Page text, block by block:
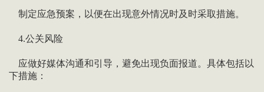
制定应急预案，以便在出现意外情况时及时采取措施。
4.公关风险
应做好媒体沟通和引导，避免出现负面报道。具体包括以
下措施：